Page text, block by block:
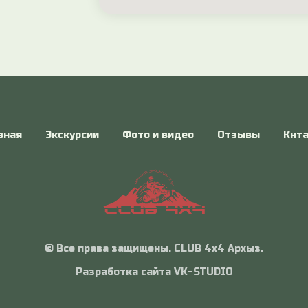
Экскурсии Фото и видео Отзывы
© Все права защищены. CLUB 4x4 Архыз.
Разработка сайта VK-STUDIO